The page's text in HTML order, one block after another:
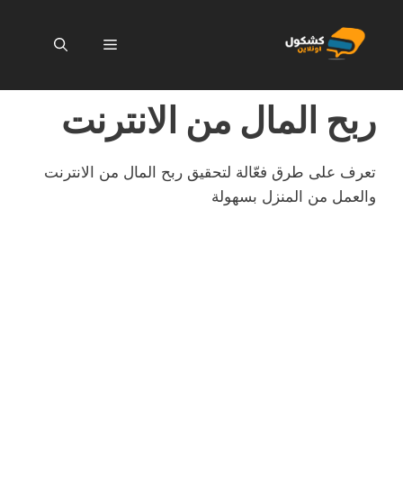
المحتوى
القائمة
ربح المال من الانترنت
تعرف على طرق فعّالة لتحقيق ربح المال من الانترنت
والعمل من المنزل بسهولة